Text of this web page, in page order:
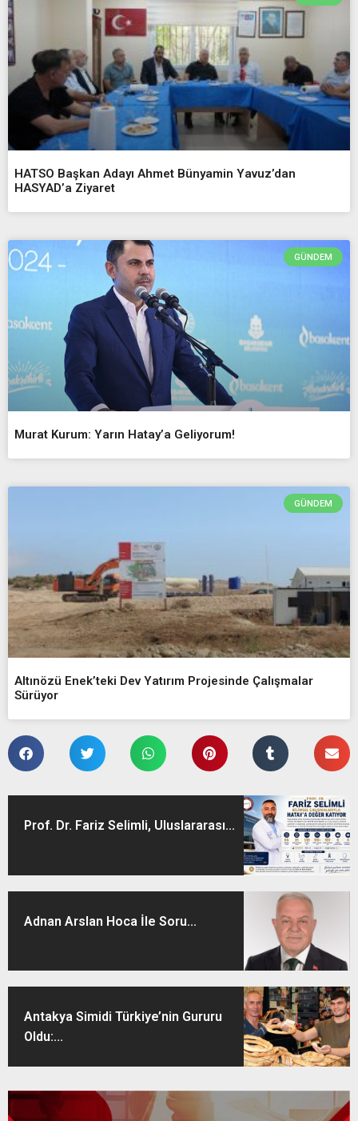
HATSO Başkan Adayı Ahmet Bünyamin Yavuz’dan
HASYAD’a Ziyaret
GÜNDEM
Murat Kurum: Yarın Hatay’a Geliyorum!
GÜNDEM
Altınözü Enek’teki Dev Yatırım Projesinde Çalışmalar
Sürüyor
Prof. Dr. Fariz Selimli, Uluslararası...
Adnan Arslan Hoca İle Soru...
Antakya Simidi Türkiye’nin Gururu
Oldu:...